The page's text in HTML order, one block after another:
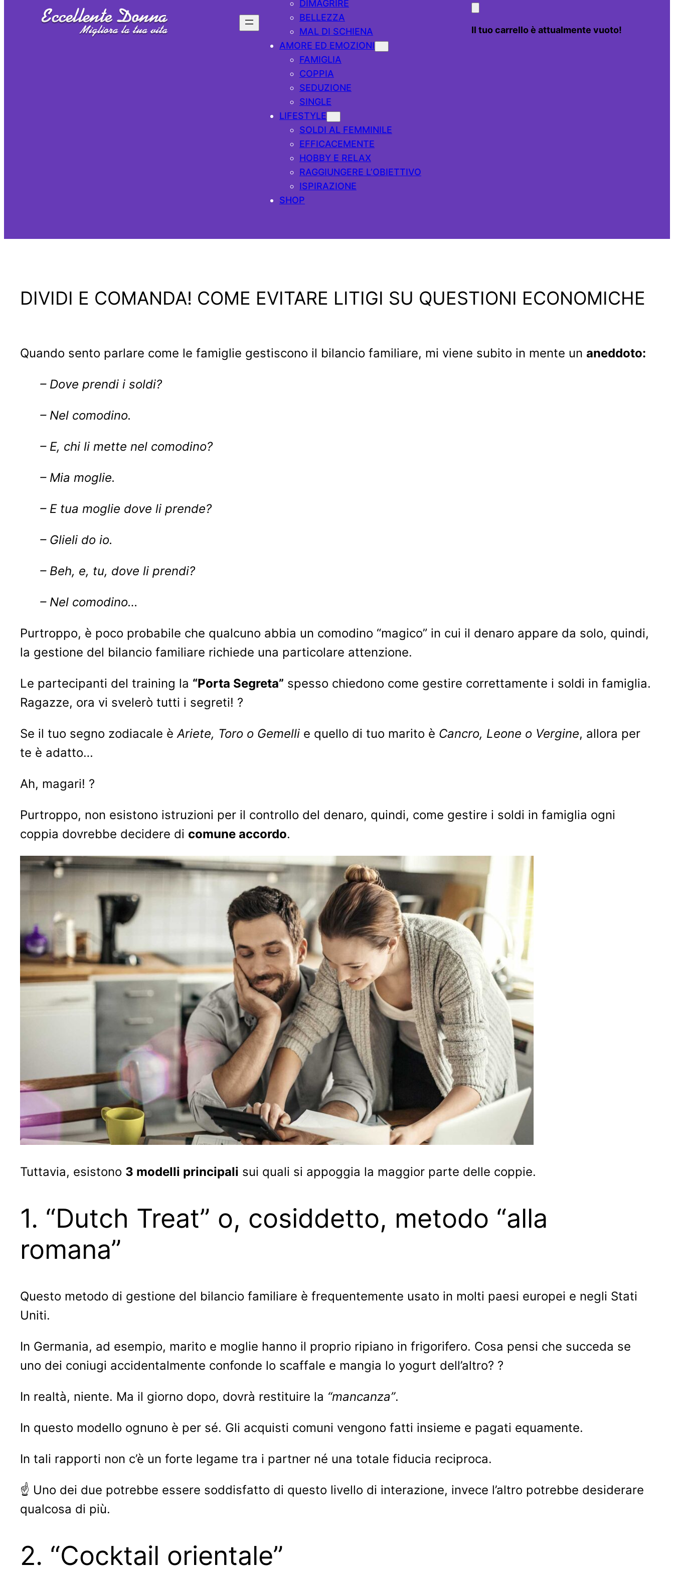
DIMAGRIRE
BELLEZZA
MAL DI SCHIENA
AMORE ED EMOZIONI
FAMIGLIA
COPPIA
SEDUZIONE
SINGLE
LIFESTYLE
SOLDI AL FEMMINILE
EFFICACEMENTE
HOBBY E RELAX
RAGGIUNGERE L’OBIETTIVO
ISPIRAZIONE
SHOP
Il tuo carrello è attualmente vuoto!
DIVIDI E COMANDA! COME EVITARE LITIGI SU QUESTIONI ECONOMICHE
Quando sento parlare come le famiglie gestiscono il bilancio familiare, mi viene subito in mente un aneddoto:
– Dove prendi i soldi?
– Nel comodino.
– E, chi li mette nel comodino?
– Mia moglie.
– E tua moglie dove li prende?
– Glieli do io.
– Beh, e, tu, dove li prendi?
– Nel comodino…
Purtroppo, è poco probabile che qualcuno abbia un comodino “magico” in cui il denaro appare da solo, quindi,
la gestione del bilancio familiare richiede una particolare attenzione.
Le partecipanti del training la “Porta Segreta” spesso chiedono come gestire correttamente i soldi in famiglia.
Ragazze, ora vi svelerò tutti i segreti! ?
Se il tuo segno zodiacale èAriete, Toro o Gemelli e quello di tuo marito è Cancro, Leone o Vergine, allora per
te è adatto…
Ah, magari! ?
Purtroppo, non esistono istruzioni per il controllo del denaro, quindi, come gestire i soldi in famiglia ogni
coppia dovrebbe decidere di comune accordo.
Tuttavia, esistono 3 modelli principali sui quali si appoggia la maggior parte delle coppie.
1. “Dutch Treat” o, cosiddetto, metodo “alla
romana”
Questo metodo di gestione del bilancio familiare è frequentemente usato in molti paesi europei e negli Stati
Uniti.
In Germania, ad esempio, marito e moglie hanno il proprio ripiano in frigorifero. Cosa pensi che succeda se
uno dei coniugi accidentalmente confonde lo scaffale e mangia lo yogurt dell’altro? ?
In realtà, niente. Ma il giorno dopo, dovrà restituire la “mancanza”.
In questo modello ognuno è per sé. Gli acquisti comuni vengono fatti insieme e pagati equamente.
In tali rapporti non c’è un forte legame tra i partner né una totale fiducia reciproca.
☝ Uno dei due potrebbe essere soddisfatto di questo livello di interazione, invece l’altro potrebbe desiderare
qualcosa di più.
2. “Cocktail orientale”